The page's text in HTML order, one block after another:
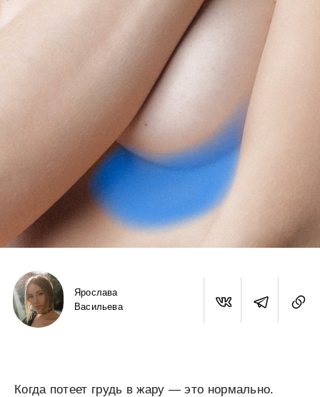
Ярослава
Васильева
Когда потеет грудь в жару — это нормально.